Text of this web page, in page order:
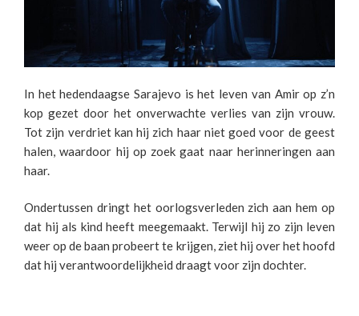
In het hedendaagse Sarajevo is het leven van Amir op z’n
kop gezet door het onverwachte verlies van zijn vrouw.
Tot zijn verdriet kan hij zich haar niet goed voor de geest
halen, waardoor hij op zoek gaat naar herinneringen aan
haar.
Ondertussen dringt het oorlogsverleden zich aan hem op
dat hij als kind heeft meegemaakt. Terwijl hij zo zijn leven
weer op de baan probeert te krijgen, ziet hij over het hoofd
dat hij verantwoordelijkheid draagt voor zijn dochter.